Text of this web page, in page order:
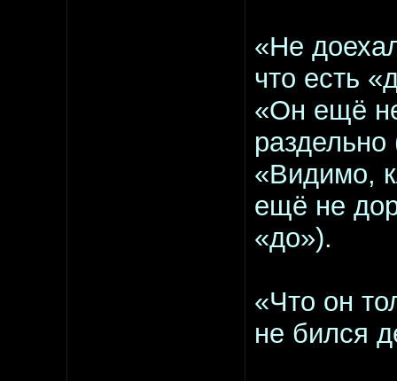
«Не
что есть
«Он ещё
раздельно
«Видимо,
ещё не
«до»).
«Что он
не бился